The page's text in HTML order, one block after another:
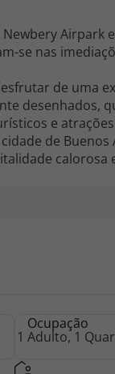
se nas
de uma
desenhados,
e
de Buenos
Ocupação